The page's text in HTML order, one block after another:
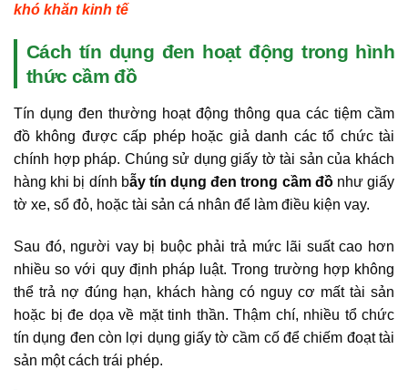
khó khăn kinh tế
Cách tín dụng đen hoạt động trong hình
thức cầm đồ
Tín dụng đen thường hoạt động thông qua các tiệm cầm
đồ không được cấp phép hoặc giả danh các tổ chức tài
chính hợp pháp. Chúng sử dụng giấy tờ tài sản của khách
hàng khi bị dính bẫy tín dụng đen trong cầm đồnhư giấy
tờ xe, sổ đỏ, hoặc tài sản cá nhân để làm điều kiện vay.
Sau đó, người vay bị buộc phải trả mức lãi suất cao hơn
nhiều so với quy định pháp luật. Trong trường hợp không
thể trả nợ đúng hạn, khách hàng có nguy cơ mất tài sản
hoặc bị đe dọa về mặt tinh thần. Thậm chí, nhiều tổ chức
tín dụng đen còn lợi dụng giấy tờ cầm cố để chiếm đoạt tài
sản một cách trái phép.